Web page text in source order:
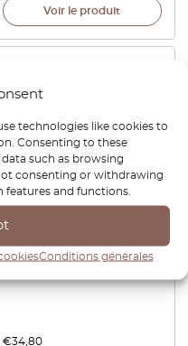
technologies like cookies to
Consenting to these
such as browsing
consenting or withdrawing
features and functions.
Conditions générales
Voir le produit
Rear Roof Reading Light
Knob Switch Primed Or
Black 6Q0947291A
€34,80